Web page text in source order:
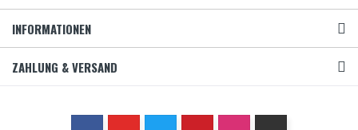
INFORMATIONEN
ZAHLUNG & VERSAND